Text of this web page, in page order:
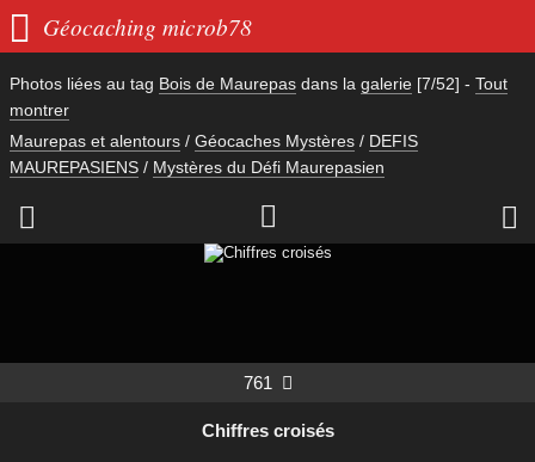
 Géocaching microb78
Photos liées au tag Bois de Maurepas dans la galerie [7/52] - Tout
montrer
Maurepas et alentours / Géocaches Mystères / DEFIS
MAUREPASIENS / Mystères du Défi Maurepasien
  
761 
Chiffres croisés